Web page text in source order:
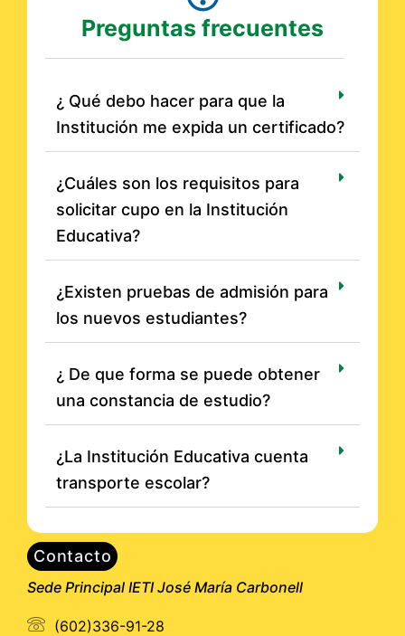
Preguntas frecuentes
¿ Qué debo hacer para que la
Institución me expida un certificado?
¿Cuáles son los requisitos para
solicitar cupo en la Institución
Educativa?
¿Existen pruebas de admisión para
los nuevos estudiantes?
¿ De que forma se puede obtener
una constancia de estudio?
¿La Institución Educativa cuenta
transporte escolar?
Contacto
Sede Principal IETI José María Carbonell
(602)336-91-28